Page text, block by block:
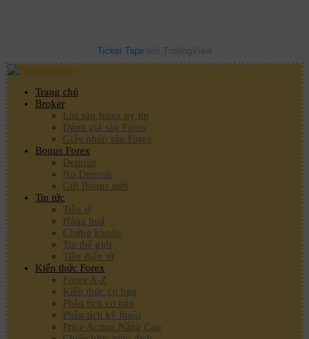
Ticker Tape bởi TradingView
Trang chủ
Broker
List sàn forex uy tín
Đánh giá sàn Forex
Giấy phép sàn Forex
Bonus Forex
Deposit
No Deposit
Gửi Bonus mới
Tin tức
Tiền tệ
Hàng hoá
Chứng khoán
Tin thế giới
Tiền điện tử
Kiến thức Forex
Forex A-Z
Kiến thức cơ bản
Phân tích cơ bản
Phân tích kỹ thuật
Price Action Nâng Cao